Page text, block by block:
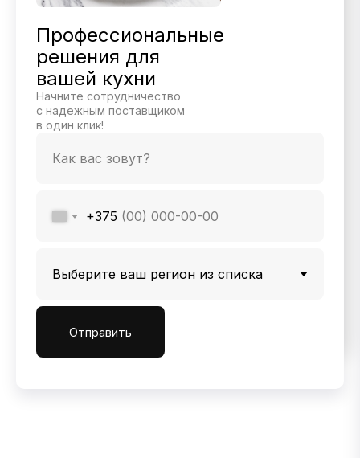
Профессиональные
решения для
вашей кухни
Начните сотрудничество
с надежным поставщиком
в один клик!
+375
Отправить